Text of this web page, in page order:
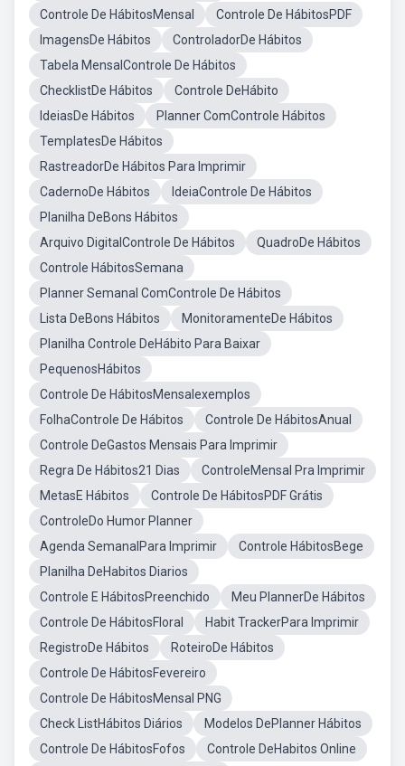
Controle De HábitosMensal
Controle De HábitosPDF
ImagensDe Hábitos
ControladorDe Hábitos
Tabela MensalControle De Hábitos
ChecklistDe Hábitos
Controle DeHábito
IdeiasDe Hábitos
Planner ComControle Hábitos
TemplatesDe Hábitos
RastreadorDe Hábitos Para Imprimir
CadernoDe Hábitos
IdeiaControle De Hábitos
Planilha DeBons Hábitos
Arquivo DigitalControle De Hábitos
QuadroDe Hábitos
Controle HábitosSemana
Planner Semanal ComControle De Hábitos
Lista DeBons Hábitos
MonitoramenteDe Hábitos
Planilha Controle DeHábito Para Baixar
PequenosHábitos
Controle De HábitosMensalexemplos
FolhaControle De Hábitos
Controle De HábitosAnual
Controle DeGastos Mensais Para Imprimir
Regra De Hábitos21 Dias
ControleMensal Pra Imprimir
MetasE Hábitos
Controle De HábitosPDF Grátis
ControleDo Humor Planner
Agenda SemanalPara Imprimir
Controle HábitosBege
Planilha DeHabitos Diarios
Controle E HábitosPreenchido
Meu PlannerDe Hábitos
Controle De HábitosFloral
Habit TrackerPara Imprimir
RegistroDe Hábitos
RoteiroDe Hábitos
Controle De HábitosFevereiro
Controle De HábitosMensal PNG
Check ListHábitos Diários
Modelos DePlanner Hábitos
Controle De HábitosFofos
Controle DeHabitos Online